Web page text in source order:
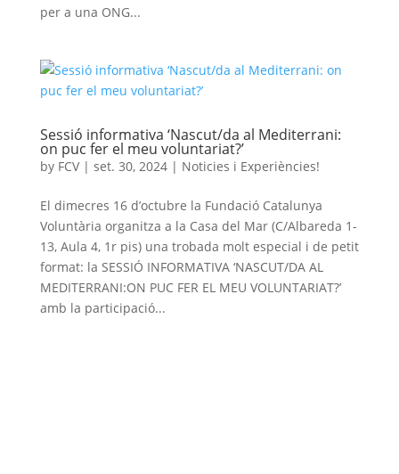
per a una ONG...
Sessió informativa ‘Nascut/da al Mediterrani:
on puc fer el meu voluntariat?’
by FCV| set. 30, 2024| Noticies i Experiències!
El dimecres 16 d’octubre la Fundació Catalunya
Voluntària organitza a la Casa del Mar (C/Albareda 1-
13, Aula 4, 1r pis) una trobada molt especial i de petit
format: la SESSIÓ INFORMATIVA ‘NASCUT/DA AL
MEDITERRANI:ON PUC FER EL MEU VOLUNTARIAT?’
amb la participació...